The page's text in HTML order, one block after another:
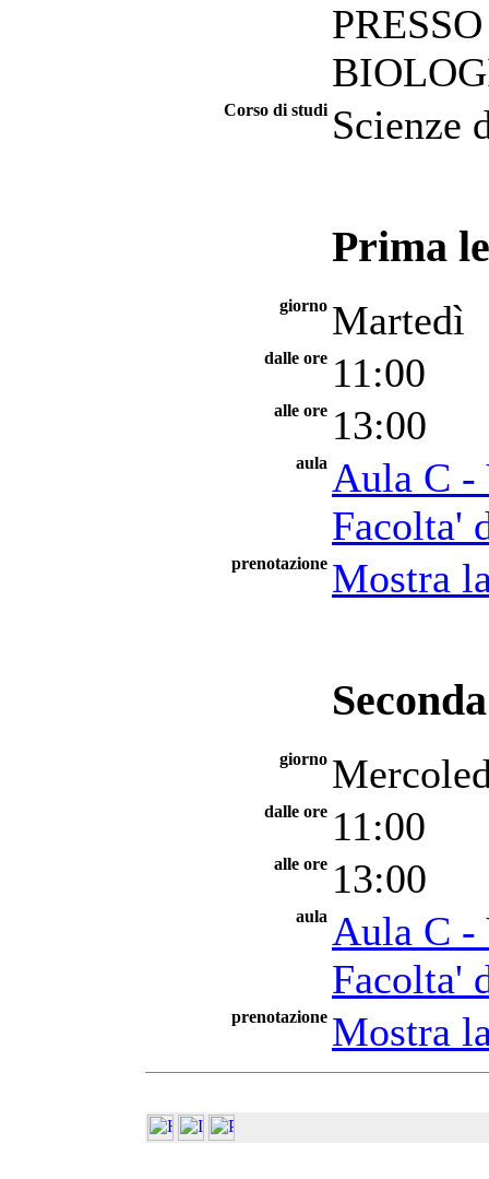
Corso di studi Scienze
Prima
giorno Martedì
dalle ore 11:00
alle ore 13:00
aula Aula C -
Facolta'
prenotazione Mostra
giorno
dalle ore 11:00
alle ore 13:00
aula Aula C -
Facolta'
prenotazione Mostra